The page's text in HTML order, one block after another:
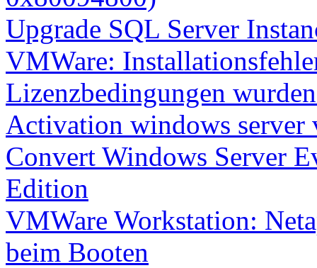
Upgrade SQL Server
VMWare:
Lizenzbedingungen
Activation windows server
Convert Windows Server
Edition
VMWare Workstation:
beim Booten